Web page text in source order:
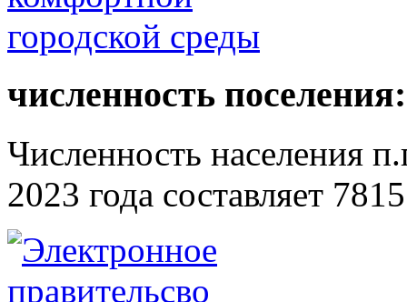
численность поселения:
Численность населения
2023 года составляет